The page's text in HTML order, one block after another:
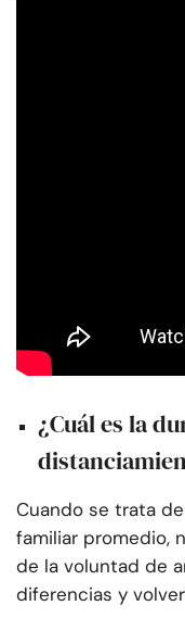
¿Cuál es la
Cuando se trata
familiar promedio,
de la voluntad de
diferencias y